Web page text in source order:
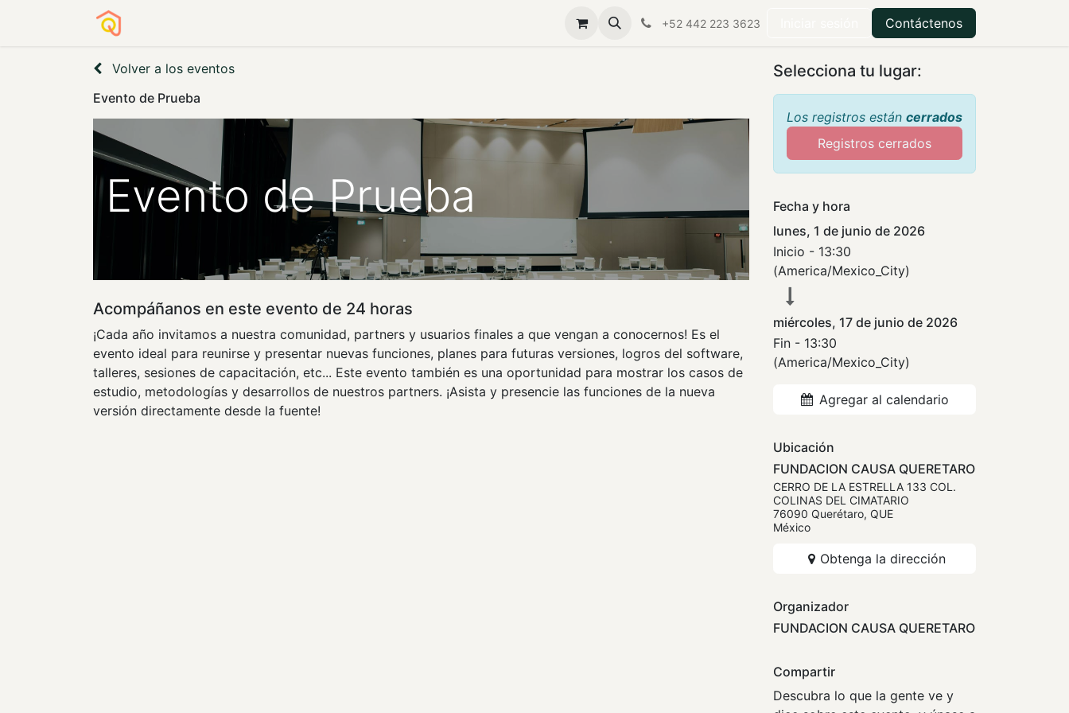
Aliado Cemefi Quiero ayudar Filantropía Centro de recursos
+52 442 223 3623 Contáctenos
Volver a los eventos
Evento de Prueba
Evento de Prueba
Acompáñanos en este evento de 24 horas
¡Cada año invitamos a nuestra comunidad, partners y usuarios finales a que vengan a conocernos! Es el
evento ideal para reunirse y presentar nuevas funciones, planes para futuras versiones, logros del software,
talleres, sesiones de capacitación, etc... Este evento también es una oportunidad para mostrar los casos de
estudio, metodologías y desarrollos de nuestros partners. ¡Asista y presencie las funciones de la nueva
versión directamente desde la fuente!
Selecciona tu lugar:
Los registros están cerrados
Registros cerrados
Fecha y hora
lunes, 1 de junio de 2026
Inicio - 13:30
(America/Mexico_City)
miércoles, 17 de junio de 2026
Fin - 13:30
(America/Mexico_City)
Agregar al calendario
Ubicación
FUNDACION CAUSA QUERETARO
CERRO DE LA ESTRELLA 133 COL.
COLINAS DEL CIMATARIO
76090 Querétaro, QUE
México
Obtenga la dirección
Organizador
FUNDACION CAUSA QUERETARO
Compartir
Descubra lo que la gente ve y